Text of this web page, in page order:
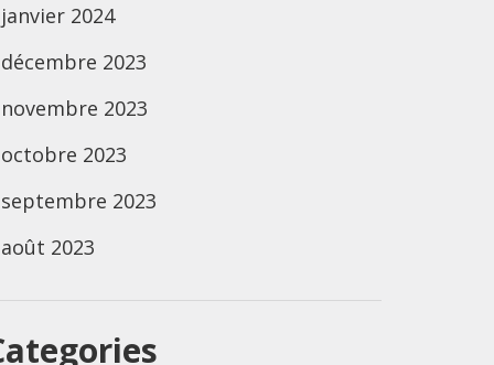
janvier 2024
décembre 2023
novembre 2023
octobre 2023
septembre 2023
août 2023